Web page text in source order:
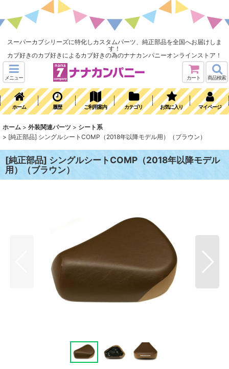
スーパーカブシリーズに特化しカスタムパーツ、純正部品を全国へお届けしま
す！
カブ好きのカブ好きによるカブ好きの為のナナカンパニーオンラインストア！
メニュー カート 商品検索
ホーム 履歴 ご利用案内 カテゴリ お気に入り マイページ
ホーム > 外装関連パーツ > シート系
> [純正部品] シングルシートCOMP（2018年以降モデル用）（ブラウン）
[純正部品] シングルシートCOMP（2018年以降モデル
用）（ブラウン）